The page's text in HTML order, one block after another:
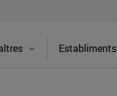
Establiments